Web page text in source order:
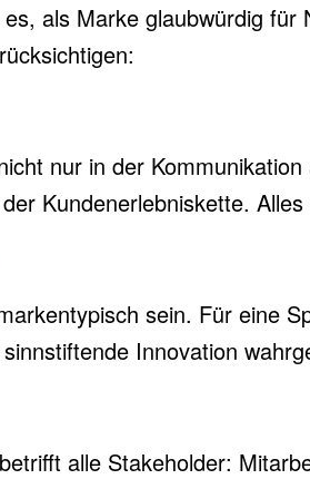
als Marke glaubwürdig
nur in der
Kundenerlebniskette.
sein. Für eine
Innovation
alle Stakeholder: